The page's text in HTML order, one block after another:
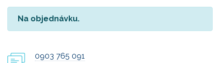
Na objednávku.
0903 765 091